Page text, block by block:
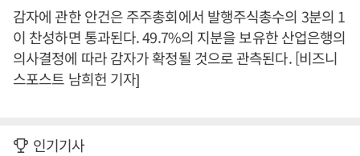
감자에 관한 안건은 주주총회에서 발행주식총수의 3분의 1
이 찬성하면 통과된다. 49.7%의 지분을 보유한 산업은행의
의사결정에 따라 감자가 확정될 것으로 관측된다. [비즈니
스포스트 남희헌 기자]
인기기사